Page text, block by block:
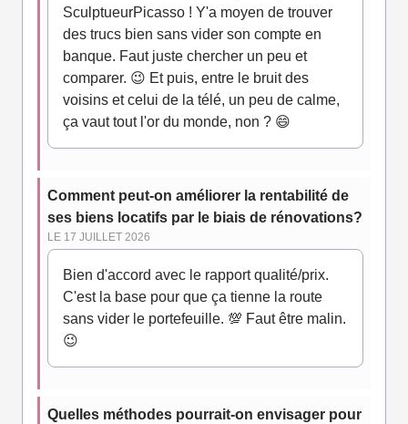
SculptueurPicasso ! Y'a moyen de trouver
des trucs bien sans vider son compte en
banque. Faut juste chercher un peu et
comparer. 😉 Et puis, entre le bruit des
voisins et celui de la télé, un peu de calme,
ça vaut tout l'or du monde, non ? 😄
Comment peut-on améliorer la rentabilité de
ses biens locatifs par le biais de rénovations?
LE 17 JUILLET 2026
Bien d'accord avec le rapport qualité/prix.
C'est la base pour que ça tienne la route
sans vider le portefeuille. 💯 Faut être malin.
😉
Quelles méthodes pourrait-on envisager pour